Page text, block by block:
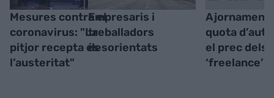
Mesures contra el
coronavirus: "La
pitjor recepta és
l’austeritat"
Empresaris i
treballadors
desorientats
Ajornament
quota
el prec dels
‘freelance’